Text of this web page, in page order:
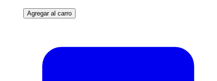
Agregar al carro